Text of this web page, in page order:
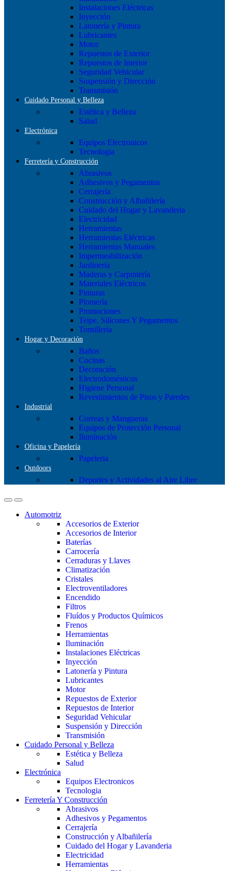
Instalaciones Eléctricas
Inyección
Latonería y Pintura
Lubricantes
Motor
Repuestos de Exterior
Repuestos de Interior
Seguridad Vehicular
Suspensión y Dirección
Transmisión
Cuidado Personal y Belleza
Estética y Belleza
Salud
Electrónica
Equipos Electronicos
Tecnologia
Ferretería y Construcción
Abrasivos
Adhesivos y Pegamentos
Cerrajería
Construcción y Albañilería
Cuidado del Hogar y Lavanderia
Electricidad
Herramientas
Herramientas Eléctricas
Herramientas Manuales
Impermeabilización
Jardineria
Maderas y Carpintería
Materiales Eléctricos
Pinturas
Plomería
Promociones
Teipe, Silicones Y Pegamentos
Tornillería
Hogar y Decoración
Baños
Cocinas
Decoración
Electrodomésticos
Higiene Personal
Revestimientos de Pisos y Paredes
Industrial
Correas y Mangueras
Equipos de Protección Personal
Iluminación
Oficina y Papelería
Papeleria
Outdoors
Deportes y Actividades al Aire Libre
Automotriz
Accesorios de Exterior
Accesorios de Interior
Baterías
Carrocería
Cerraduras y Llaves
Climatización
Cristales
Electroventiladores
Encendido
Filtros
Fluídos y Productos Químicos
Frenos
Herramientas
Iluminación
Instalaciones Eléctricas
Inyección
Latonería y Pintura
Lubricantes
Motor
Repuestos de Exterior
Repuestos de Interior
Seguridad Vehicular
Suspensión y Dirección
Transmisión
Cuidado Personal y Belleza
Estética y Belleza
Salud
Electrónica
Equipos Electronicos
Tecnologia
Ferretería Y Construcción
Abrasivos
Adhesivos y Pegamentos
Cerrajería
Construcción y Albañilería
Cuidado del Hogar y Lavanderia
Electricidad
Herramientas